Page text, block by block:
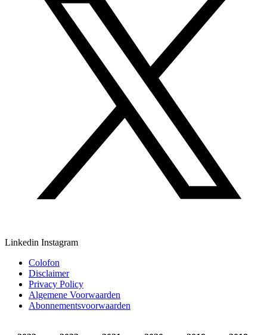
Linkedin Instagram
Colofon
Disclaimer
Privacy Policy
Algemene Voorwaarden
Abonnementsvoorwaarden